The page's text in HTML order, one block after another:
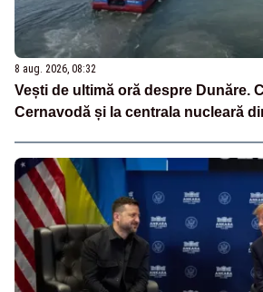
8 aug. 2026, 08:32
Vești de ultimă oră despre Dunăre.
Cernavodă și la centrala nucleară